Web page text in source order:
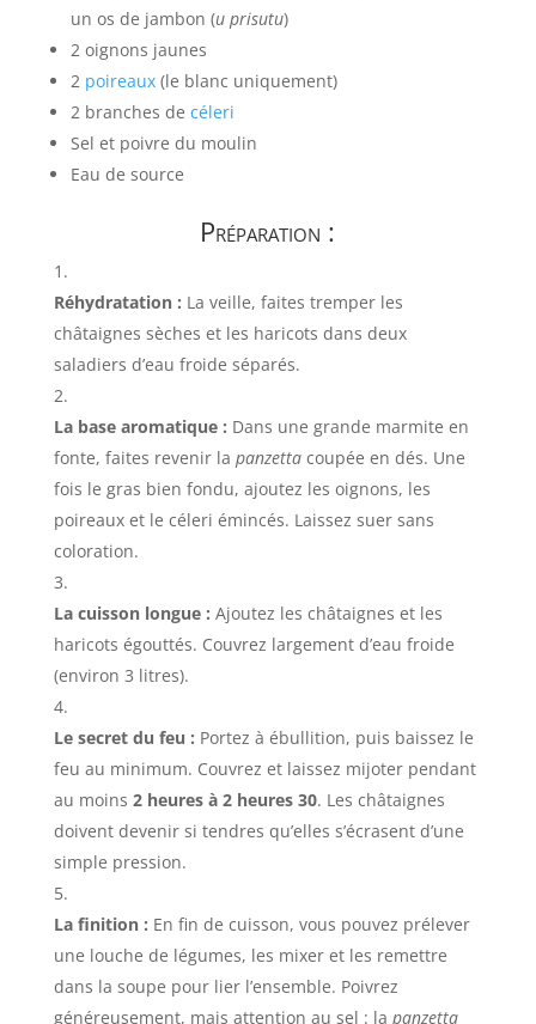
un os de jambon (u prisutu)
2 oignons jaunes
2 poireaux(le blanc uniquement)
2 branches de céleri
Sel et poivre du moulin
Eau de source
Préparation :
Réhydratation : La veille, faites tremper les
châtaignes sèches et les haricots dans deux
saladiers d’eau froide séparés.
La base aromatique : Dans une grande marmite en
fonte, faites revenir la panzettacoupée en dés. Une
fois le gras bien fondu, ajoutez les oignons, les
poireaux et le céleri émincés. Laissez suer sans
coloration.
La cuisson longue : Ajoutez les châtaignes et les
haricots égouttés. Couvrez largement d’eau froide
(environ 3 litres).
Le secret du feu : Portez à ébullition, puis baissez le
feu au minimum. Couvrez et laissez mijoter pendant
au moins 2 heures à 2 heures 30. Les châtaignes
doivent devenir si tendres qu’elles s’écrasent d’une
simple pression.
La finition : En fin de cuisson, vous pouvez prélever
une louche de légumes, les mixer et les remettre
dans la soupe pour lier l’ensemble. Poivrez
généreusement, mais attention au sel : la panzetta